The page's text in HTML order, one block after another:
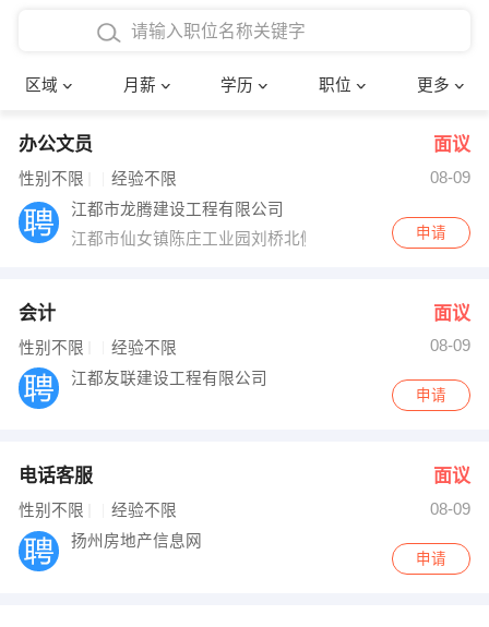
区域 月薪 学历 职位 更多
4000-5000元
8000-12000元
12000-20000元
博士
文员
财务会计
网络IT
快递员
收银员 技术员/工程师
水电/机修
出纳
编辑
确定
办公文员 面议
性别不限 经验不限
08-09
江都市龙腾建设工程有限公司
江都市仙女镇陈庄工业园刘桥北侧
申请
会计 面议
性别不限 经验不限
08-09
江都友联建设工程有限公司
申请
电话客服 面议
性别不限 经验不限
08-09
扬州房地产信息网
申请